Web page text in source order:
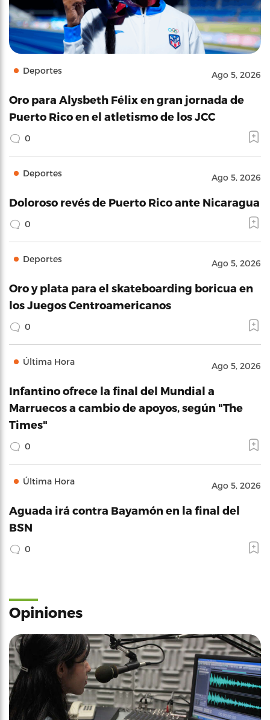
Deportes Ago 5, 2026
Oro para Alysbeth Félix en gran jornada de
Puerto Rico en el atletismo de los JCC
0
Deportes Ago 5, 2026
Doloroso revés de Puerto Rico ante Nicaragua
0
Deportes Ago 5, 2026
Oro y plata para el skateboarding boricua en
los Juegos Centroamericanos
0
Última Hora Ago 5, 2026
Infantino ofrece la final del Mundial a
Marruecos a cambio de apoyos, según "The
Times"
0
Última Hora Ago 5, 2026
Aguada irá contra Bayamón en la final del
BSN
0
Opiniones